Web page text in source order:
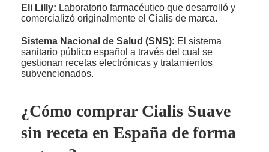
Eli Lilly: Laboratorio farmacéutico que desarrolló y
comercializó originalmente el Cialis de marca.
Sistema Nacional de Salud (SNS): El sistema
sanitario público español a través del cual se
gestionan recetas electrónicas y tratamientos
subvencionados.
¿Cómo comprar Cialis Suave
sin receta en España de forma